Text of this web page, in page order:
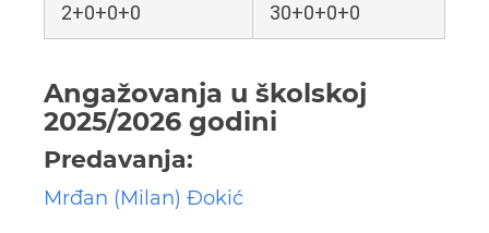
2+0+0+0 30+0+0+0
Angažovanja u školskoj
2025/2026 godini
Predavanja:
Mrđan (Milan) Đokić